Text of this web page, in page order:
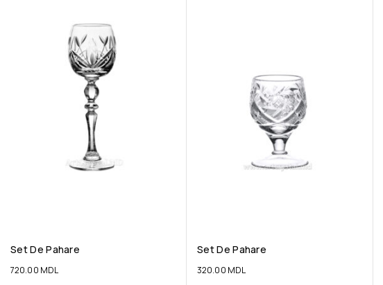
Set De Pahare
720.00 MDL
Set De Pahare
320.00 MDL